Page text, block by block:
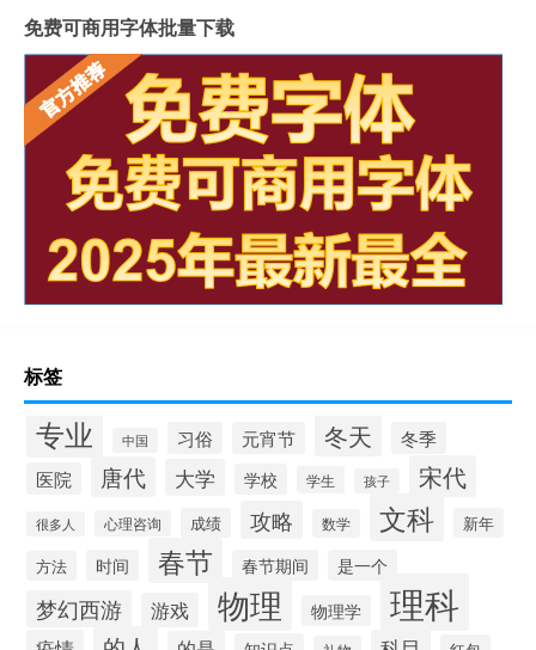
免费可商用字体批量下载
标签
专业 中国 习俗 元宵节 冬天
冬季
医院
唐代 大学 学校 学生 孩子 宋代
很多人 心理咨询 成绩 攻略 数学 文科
新年
方法
时间 春节 春节期间 是一个
梦幻西游 游戏 物理 物理学 理科